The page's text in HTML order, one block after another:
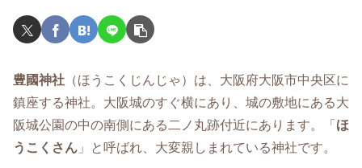
豊國神社 （ほうこくじんじゃ）は、大阪府大阪市中央区に
鎮座する神社。大阪城のすぐ横にあり、城の敷地にある大
阪城公園の中の南側にある二ノ丸跡付近にあります。「 ほ
うこくさん 」と呼ばれ、大変親しまれている神社です。